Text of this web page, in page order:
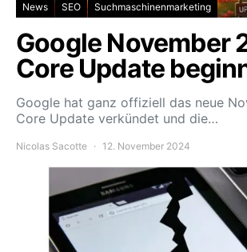
News SEO Suchmaschinenmarketing
Google November
Core Update
Google hat ganz offiziell das neue
Core Update verkündet und die…
Nicolas Sacotte 12. November 2024